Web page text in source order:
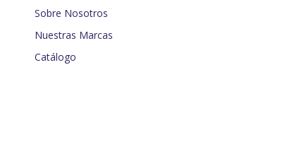
Sobre Nosotros
Nuestras Marcas
Catálogo